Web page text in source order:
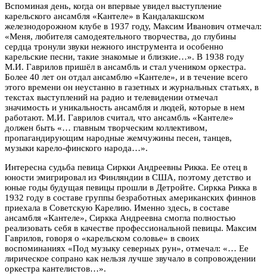
Вспоминая день, когда он впервые увидел выступление
карельского ансамбля «Кантеле» в Кандалакшском
железнодорожном клубе в 1937 году, Максим Иванович отмечал:
«Меня, любителя самодеятельного творчества, до глубины
сердца тронули звуки нежного инструмента и особенно
карельские песни, такие знакомые и близкие…». В 1938 году
М.И. Гаврилов пришёл в ансамбль и стал учеником оркестра.
Более 40 лет он отдал ансамблю «Кантеле», и в течение всего
этого времени он неустанно в газетных и журнальных статьях, в
текстах выступлений на радио и телевидении отмечал
значимость и уникальность ансамбля и людей, которые в нем
работают. М.И. Гаврилов считал, что ансамбль «Кантеле»
должен быть «… главным творческим коллективом,
пропагандирующим народные жемчужины песен, танцев,
музыки карело-финского народа…».
Интересна судьба певица Сиркки Андреевны Рикка. Ее отец в
юности эмигрировал из Финляндии в США, поэтому детство и
юные годы будущая певицы прошли в Детройте. Сиркка Рикка в
1932 году в составе группы безработных американских финнов
приехала в Советскую Карелию. Именно здесь, в составе
ансамбля «Кантеле», Сиркка Андреевна смогла полностью
реализовать себя в качестве профессиональной певицы. Максим
Гаврилов, говоря о «карельском соловье» в своих
воспоминаниях «Под музыку северных рун», отмечал: «… Ее
лирическое сопрано как нельзя лучше звучало в сопровождении
оркестра кантелистов…».